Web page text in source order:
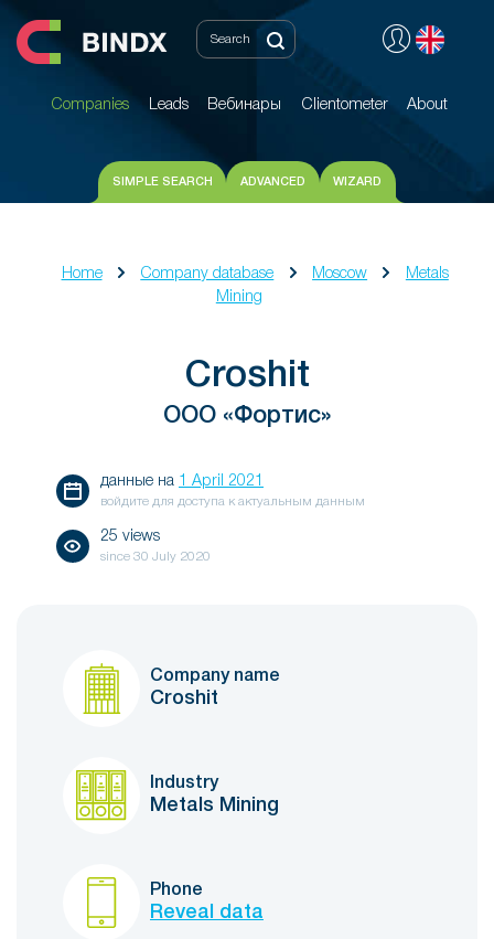
Companies Leads Вебинары Clientometer About
Companies Leads Вебинары Clientometer About
SIMPLE SEARCH ADVANCED WIZARD
Home Company database Moscow
Metals
Mining
Croshit
ООО «Фортис»
данные на 1 April 2021
войдите для доступа к актуальным данным
25 views
since 30 July 2020
Company name
Croshit
Industry
Metals Mining
Phone
Reveal data